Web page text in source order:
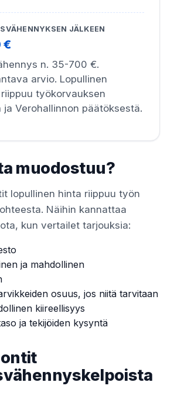
JÄLKEEN
€
n. 35-700 €.
arvio. Lopullinen
työkorvauksen
ja Verohallinnon päätöksestä.
muodostuu?
lopullinen hinta riippuu työn
Näihin kannattaa
kun vertailet tarjouksia:
ja mahdollinen
osuus, jos niitä tarvitaan
kiireellisyys
ja tekijöiden kysyntä